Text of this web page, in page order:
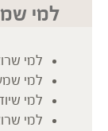
למי
למי
למי
למי
למי